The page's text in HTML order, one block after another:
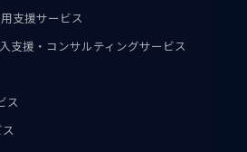
支援サービス
支援・コンサルティングサービス
ス